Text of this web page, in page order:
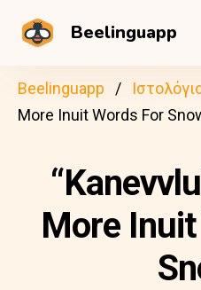
Beelinguapp
Beelinguapp
More Inuit Words For
More